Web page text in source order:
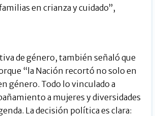
en crianza y cuidado”,
de género, también señaló que
“la Nación recortó no solo en
género. Todo lo vinculado a
a mujeres y diversidades
La decisión política es clara: